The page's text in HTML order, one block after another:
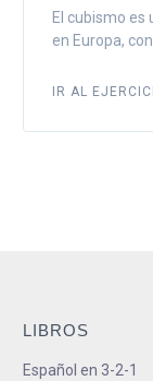
El cubismo es
en Europa,
IR AL
LIBROS
Español en 3-2-1